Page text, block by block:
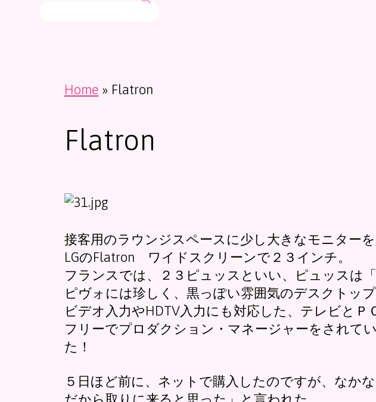
Home » Flatron
Flatron
接客用のラウンジスペースに少し大きなモニター
LGのFlatron ワイドスクリーンで２３インチ。
フランスでは、２３ピュッスといい、ピュッスは「
ピヴォには珍しく、黒っぽい雰囲気のデスクトップ
ビデオ入力やHDTV入力にも対応した、テレビとＰ
フリーでプロダクション・マネージャーをされて
た！
５日ほど前に、ネットで購入したのですが、なか